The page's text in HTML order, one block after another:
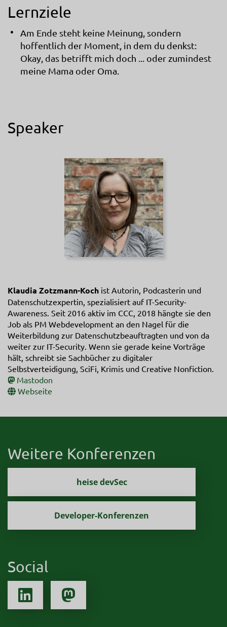
Lernziele
Am Ende steht keine Meinung, sondern
hoffentlich der Moment, in dem du denkst:
Okay, das betrifft mich doch ... oder zumindest
meine Mama oder Oma.
Speaker
Klaudia Zotzmann-Koch ist Autorin, Podcasterin und
Datenschutzexpertin, spezialisiert auf IT-Security-
Awareness. Seit 2016 aktiv im CCC, 2018 hängte sie den
Job als PM Webdevelopment an den Nagel für die
Weiterbildung zur Datenschutzbeauftragten und von da
weiter zur IT-Security. Wenn sie gerade keine Vorträge
hält, schreibt sie Sachbücher zu digitaler
Selbstverteidigung, SciFi, Krimis und Creative Nonfiction.
Mastodon
Webseite
Weitere Konferenzen
heise devSec
Developer-Konferenzen
Social